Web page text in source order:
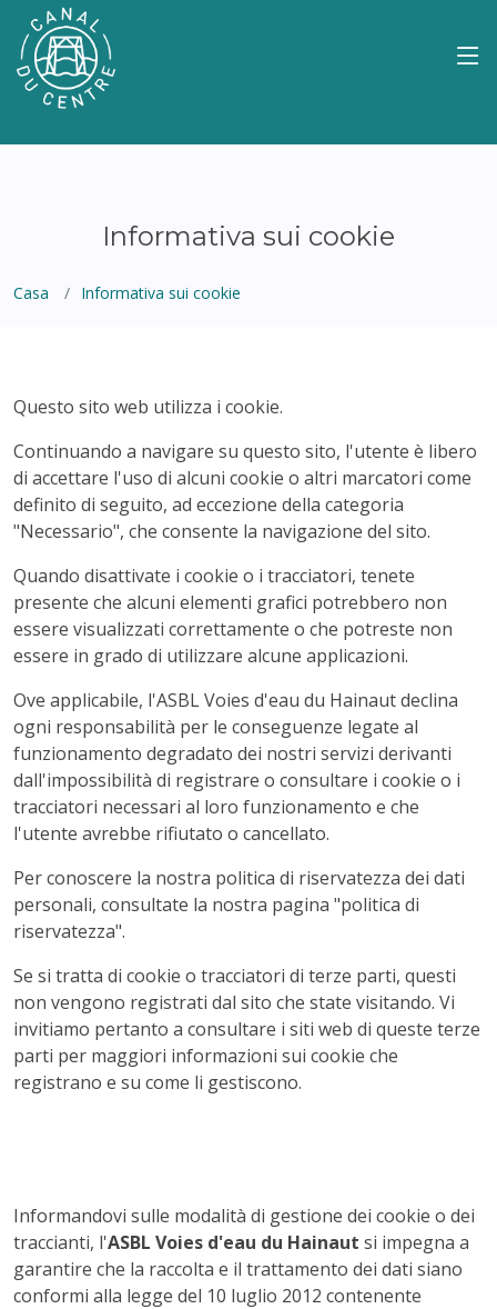
Informativa sui cookie
Casa Informativa sui cookie
Questo sito web utilizza i cookie.
Continuando a navigare su questo sito, l'utente è libero
di accettare l'uso di alcuni cookie o altri marcatori come
definito di seguito, ad eccezione della categoria
"Necessario", che consente la navigazione del sito.
Quando disattivate i cookie o i tracciatori, tenete
presente che alcuni elementi grafici potrebbero non
essere visualizzati correttamente o che potreste non
essere in grado di utilizzare alcune applicazioni.
Ove applicabile, l'ASBL Voies d'eau du Hainaut declina
ogni responsabilità per le conseguenze legate al
funzionamento degradato dei nostri servizi derivanti
dall'impossibilità di registrare o consultare i cookie o i
tracciatori necessari al loro funzionamento e che
l'utente avrebbe rifiutato o cancellato.
Per conoscere la nostra politica di riservatezza dei dati
personali, consultate la nostra pagina "politica di
riservatezza".
Se si tratta di cookie o tracciatori di terze parti, questi
non vengono registrati dal sito che state visitando. Vi
invitiamo pertanto a consultare i siti web di queste terze
parti per maggiori informazioni sui cookie che
registrano e su come li gestiscono.
Informandovi sulle modalità di gestione dei cookie o dei
traccianti, l'ASBL Voies d'eau du Hainaut si impegna a
garantire che la raccolta e il trattamento dei dati siano
conformi alla legge del 10 luglio 2012 contenente